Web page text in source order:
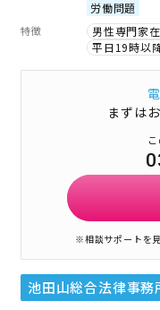
労働問題
特徴 男性専門家
平日19時以
まずは
※相談サポートを
池田山総合法律事務